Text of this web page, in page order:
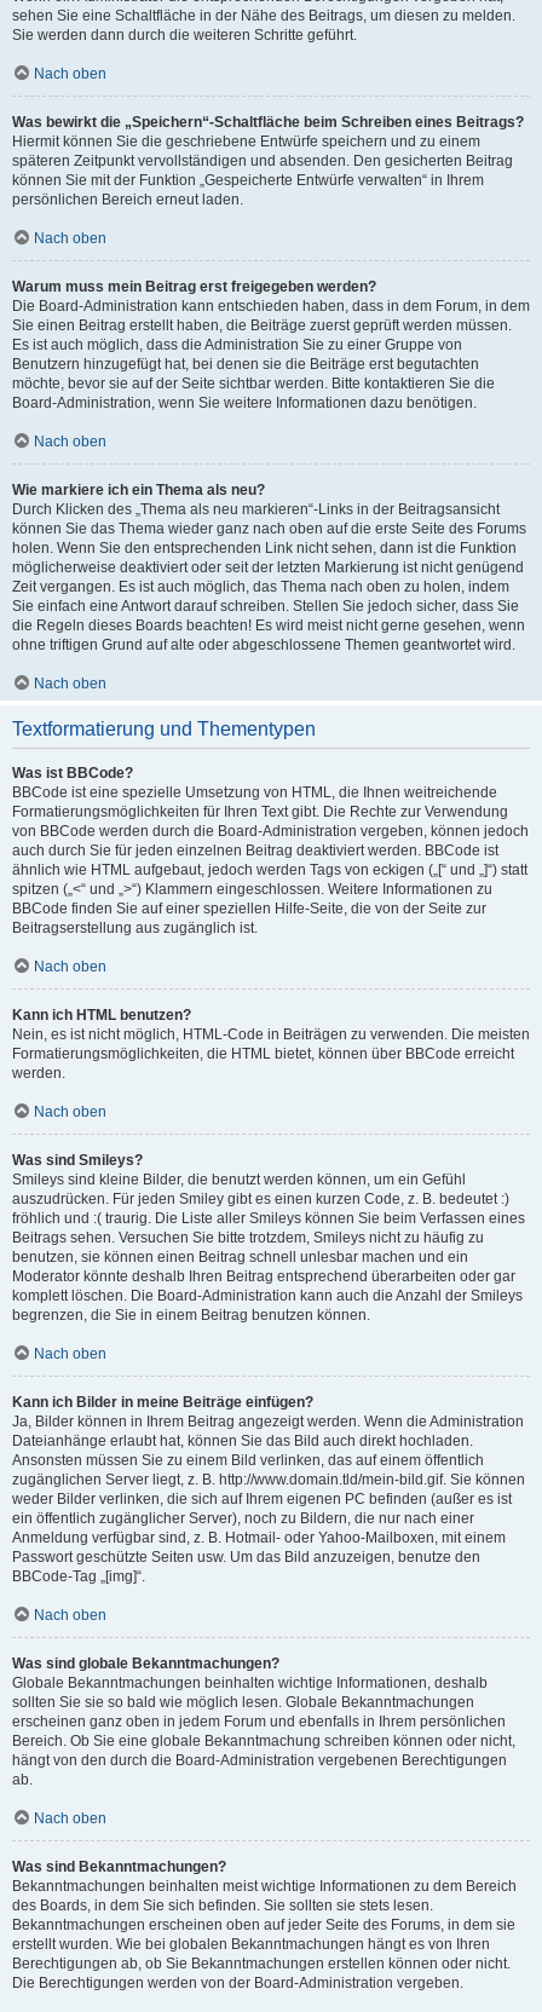
sehen Sie eine Schaltfläche in der Nähe des Beitrags, um diesen zu melden.
Sie werden dann durch die weiteren Schritte geführt.
Nach oben
Was bewirkt die „Speichern“-Schaltfläche beim Schreiben eines Beitrags?
Hiermit können Sie die geschriebene Entwürfe speichern und zu einem
späteren Zeitpunkt vervollständigen und absenden. Den gesicherten Beitrag
können Sie mit der Funktion „Gespeicherte Entwürfe verwalten“ in Ihrem
persönlichen Bereich erneut laden.
Nach oben
Warum muss mein Beitrag erst freigegeben werden?
Die Board-Administration kann entschieden haben, dass in dem Forum, in dem
Sie einen Beitrag erstellt haben, die Beiträge zuerst geprüft werden müssen.
Es ist auch möglich, dass die Administration Sie zu einer Gruppe von
Benutzern hinzugefügt hat, bei denen sie die Beiträge erst begutachten
möchte, bevor sie auf der Seite sichtbar werden. Bitte kontaktieren Sie die
Board-Administration, wenn Sie weitere Informationen dazu benötigen.
Nach oben
Wie markiere ich ein Thema als neu?
Durch Klicken des „Thema als neu markieren“-Links in der Beitragsansicht
können Sie das Thema wieder ganz nach oben auf die erste Seite des Forums
holen. Wenn Sie den entsprechenden Link nicht sehen, dann ist die Funktion
möglicherweise deaktiviert oder seit der letzten Markierung ist nicht genügend
Zeit vergangen. Es ist auch möglich, das Thema nach oben zu holen, indem
Sie einfach eine Antwort darauf schreiben. Stellen Sie jedoch sicher, dass Sie
die Regeln dieses Boards beachten! Es wird meist nicht gerne gesehen, wenn
ohne triftigen Grund auf alte oder abgeschlossene Themen geantwortet wird.
Nach oben
Textformatierung und Thementypen
Was ist BBCode?
BBCode ist eine spezielle Umsetzung von HTML, die Ihnen weitreichende
Formatierungsmöglichkeiten für Ihren Text gibt. Die Rechte zur Verwendung
von BBCode werden durch die Board-Administration vergeben, können jedoch
auch durch Sie für jeden einzelnen Beitrag deaktiviert werden. BBCode ist
ähnlich wie HTML aufgebaut, jedoch werden Tags von eckigen („[“ und „]“) statt
spitzen („<“ und „>“) Klammern eingeschlossen. Weitere Informationen zu
BBCode finden Sie auf einer speziellen Hilfe-Seite, die von der Seite zur
Beitragserstellung aus zugänglich ist.
Nach oben
Kann ich HTML benutzen?
Nein, es ist nicht möglich, HTML-Code in Beiträgen zu verwenden. Die meisten
Formatierungsmöglichkeiten, die HTML bietet, können über BBCode erreicht
werden.
Nach oben
Was sind Smileys?
Smileys sind kleine Bilder, die benutzt werden können, um ein Gefühl
auszudrücken. Für jeden Smiley gibt es einen kurzen Code, z. B. bedeutet :)
fröhlich und :( traurig. Die Liste aller Smileys können Sie beim Verfassen eines
Beitrags sehen. Versuchen Sie bitte trotzdem, Smileys nicht zu häufig zu
benutzen, sie können einen Beitrag schnell unlesbar machen und ein
Moderator könnte deshalb Ihren Beitrag entsprechend überarbeiten oder gar
komplett löschen. Die Board-Administration kann auch die Anzahl der Smileys
begrenzen, die Sie in einem Beitrag benutzen können.
Nach oben
Kann ich Bilder in meine Beiträge einfügen?
Ja, Bilder können in Ihrem Beitrag angezeigt werden. Wenn die Administration
Dateianhänge erlaubt hat, können Sie das Bild auch direkt hochladen.
Ansonsten müssen Sie zu einem Bild verlinken, das auf einem öffentlich
zugänglichen Server liegt, z. B. http://www.domain.tld/mein-bild.gif. Sie können
weder Bilder verlinken, die sich auf Ihrem eigenen PC befinden (außer es ist
ein öffentlich zugänglicher Server), noch zu Bildern, die nur nach einer
Anmeldung verfügbar sind, z. B. Hotmail- oder Yahoo-Mailboxen, mit einem
Passwort geschützte Seiten usw. Um das Bild anzuzeigen, benutze den
BBCode-Tag „[img]“.
Nach oben
Was sind globale Bekanntmachungen?
Globale Bekanntmachungen beinhalten wichtige Informationen, deshalb
sollten Sie sie so bald wie möglich lesen. Globale Bekanntmachungen
erscheinen ganz oben in jedem Forum und ebenfalls in Ihrem persönlichen
Bereich. Ob Sie eine globale Bekanntmachung schreiben können oder nicht,
hängt von den durch die Board-Administration vergebenen Berechtigungen
ab.
Nach oben
Was sind Bekanntmachungen?
Bekanntmachungen beinhalten meist wichtige Informationen zu dem Bereich
des Boards, in dem Sie sich befinden. Sie sollten sie stets lesen.
Bekanntmachungen erscheinen oben auf jeder Seite des Forums, in dem sie
erstellt wurden. Wie bei globalen Bekanntmachungen hängt es von Ihren
Berechtigungen ab, ob Sie Bekanntmachungen erstellen können oder nicht.
Die Berechtigungen werden von der Board-Administration vergeben.